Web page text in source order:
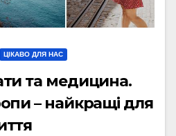
ЦІКАВО ДЛЯ НАС
та медицина.
– найкращі для